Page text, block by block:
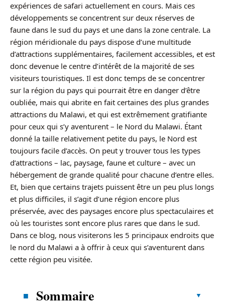
expériences de safari actuellement en cours. Mais ces
développements se concentrent sur deux réserves de
faune dans le sud du pays et une dans la zone centrale. La
région méridionale du pays dispose d’une multitude
d’attractions supplémentaires, facilement accessibles, et est
donc devenue le centre d’intérêt de la majorité de ses
visiteurs touristiques. Il est donc temps de se concentrer
sur la région du pays qui pourrait être en danger d’être
oubliée, mais qui abrite en fait certaines des plus grandes
attractions du Malawi, et qui est extrêmement gratifiante
pour ceux qui s’y aventurent – le Nord du Malawi. Étant
donné la taille relativement petite du pays, le Nord est
toujours facile d’accès. On peut y trouver tous les types
d’attractions – lac, paysage, faune et culture – avec un
hébergement de grande qualité pour chacune d’entre elles.
Et, bien que certains trajets puissent être un peu plus longs
et plus difficiles, il s’agit d’une région encore plus
préservée, avec des paysages encore plus spectaculaires et
où les touristes sont encore plus rares que dans le sud.
Dans ce blog, nous visiterons les 5 principaux endroits que
le nord du Malawi a à offrir à ceux qui s’aventurent dans
cette région peu visitée.
Sommaire